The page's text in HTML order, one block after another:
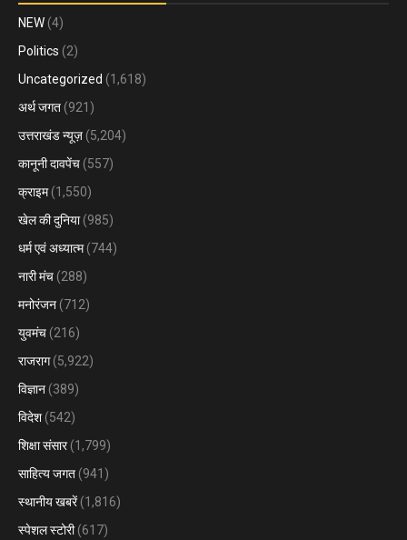
NEW (4)
Politics (2)
Uncategorized (1,618)
अर्थ जगत (921)
उत्तराखंड न्यूज़ (5,204)
कानूनी दावपेंच (557)
क्राइम(1,550)
खेल की दुनिया(985)
धर्म एवं अध्यात्म(744)
नारी मंच (288)
मनोरंजन (712)
युवमंच (216)
राजराग(5,922)
विज्ञान (389)
विदेश (542)
शिक्षा संसार(1,799)
साहित्य जगत (941)
स्थानीय खबरें(1,816)
स्पेशल स्टोरी(617)